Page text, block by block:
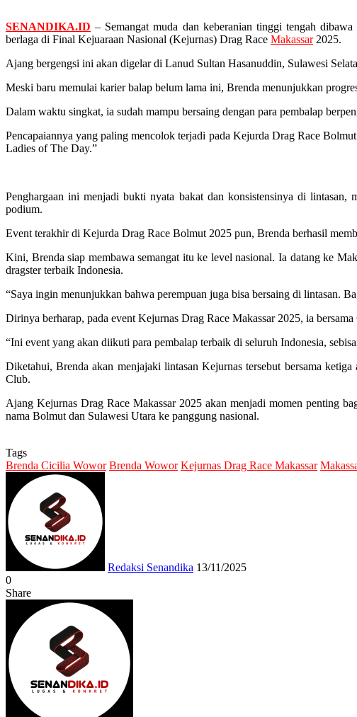
SENANDIKA.ID – Semangat muda dan keberanian tinggi tengah
berlaga di Final Kejuaraan Nasional (Kejurnas) Drag Race Makassar2025.
Ajang bergengsi ini akan digelar di Lanud Sultan Hasanuddin, Sulawesi
Meski baru memulai karier balap belum lama ini, Brenda menunjukkan
Dalam waktu singkat, ia sudah mampu bersaing dengan para pembalap
Pencapaiannya yang paling mencolok terjadi pada Kejurda Drag Race
Ladies of The Day.”
Penghargaan ini menjadi bukti nyata bakat dan konsistensinya di
podium.
Event terakhir di Kejurda Drag Race Bolmut 2025 pun, Brenda berhasil
Kini, Brenda siap membawa semangat itu ke level nasional. Ia datang ke
dragster terbaik Indonesia.
“Saya ingin menunjukkan bahwa perempuan juga bisa bersaing di lintasan.
Dirinya berharap, pada event Kejurnas Drag Race Makassar 2025, ia
“Ini event yang akan diikuti para pembalap terbaik di seluruh Indonesia,
Diketahui, Brenda akan menjajaki lintasan Kejurnas tersebut bersama
Club.
Ajang Kejurnas Drag Race Makassar 2025 akan menjadi momen penting
nama Bolmut dan Sulawesi Utara ke panggung nasional.
Tags
Brenda Cicilia Wowor Brenda Wowor Kejurnas Drag Race Makassar
Redaksi Senandika 13/11/2025
0
Share
Facebook
Messenger
Messenger
WhatsApp
Telegram